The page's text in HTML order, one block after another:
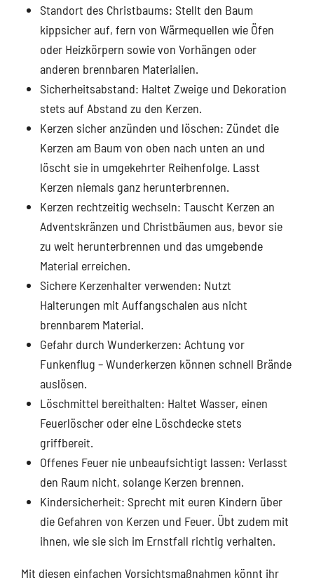
Standort des Christbaums: Stellt den Baum
kippsicher auf, fern von Wärmequellen wie Öfen
oder Heizkörpern sowie von Vorhängen oder
anderen brennbaren Materialien.
Sicherheitsabstand: Haltet Zweige und Dekoration
stets auf Abstand zu den Kerzen.
Kerzen sicher anzünden und löschen: Zündet die
Kerzen am Baum von oben nach unten an und
löscht sie in umgekehrter Reihenfolge. Lasst
Kerzen niemals ganz herunterbrennen.
Kerzen rechtzeitig wechseln: Tauscht Kerzen an
Adventskränzen und Christbäumen aus, bevor sie
zu weit herunterbrennen und das umgebende
Material erreichen.
Sichere Kerzenhalter verwenden: Nutzt
Halterungen mit Auffangschalen aus nicht
brennbarem Material.
Gefahr durch Wunderkerzen: Achtung vor
Funkenflug – Wunderkerzen können schnell Brände
auslösen.
Löschmittel bereithalten: Haltet Wasser, einen
Feuerlöscher oder eine Löschdecke stets
griffbereit.
Offenes Feuer nie unbeaufsichtigt lassen: Verlasst
den Raum nicht, solange Kerzen brennen.
Kindersicherheit: Sprecht mit euren Kindern über
die Gefahren von Kerzen und Feuer. Übt zudem mit
ihnen, wie sie sich im Ernstfall richtig verhalten.
Mit diesen einfachen Vorsichtsmaßnahmen könnt ihr